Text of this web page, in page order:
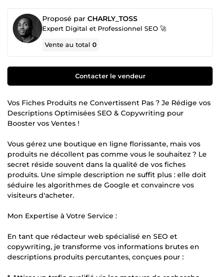
Proposé par CHARLY_TOSS
Expert Digital et Professionnel SEO 🚀
Vente au total0
Contacter le vendeur
Vos Fiches Produits ne Convertissent Pas ? Je Rédige vos
Descriptions Optimisées SEO & Copywriting pour
Booster vos Ventes !
Vous gérez une boutique en ligne florissante, mais vos
produits ne décollent pas comme vous le souhaitez ? Le
secret réside souvent dans la qualité de vos fiches
produits. Une simple description ne suffit plus : elle doit
séduire les algorithmes de Google et convaincre vos
visiteurs d'acheter.
Mon Expertise à Votre Service :
En tant que rédacteur web spécialisé en SEO et
copywriting, je transforme vos informations brutes en
descriptions produits percutantes, conçues pour :